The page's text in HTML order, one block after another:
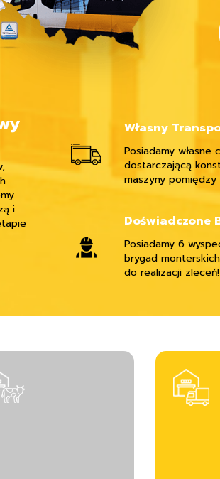
i
Własny
Posiadamy własne
dostarczającą
maszyny pomiędzy
Doświadczone
Posiadamy 6
brygad
do realizacji zleceń!